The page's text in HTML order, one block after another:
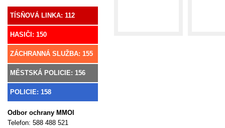
TÍSŇOVÁ LINKA: 112
HASIČI: 150
ZÁCHRANNÁ SLUŽBA: 155
MĚSTSKÁ POLICIE: 156
POLICIE: 158
Odbor ochrany MMOl
Telefon: 588 488 521